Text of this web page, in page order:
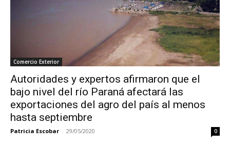
Comercio Exterior
Autoridades y expertos afirmaron que el
bajo nivel del río Paraná afectará las
exportaciones del agro del país al menos
hasta septiembre
Patricia Escobar - 29/05/2020 0